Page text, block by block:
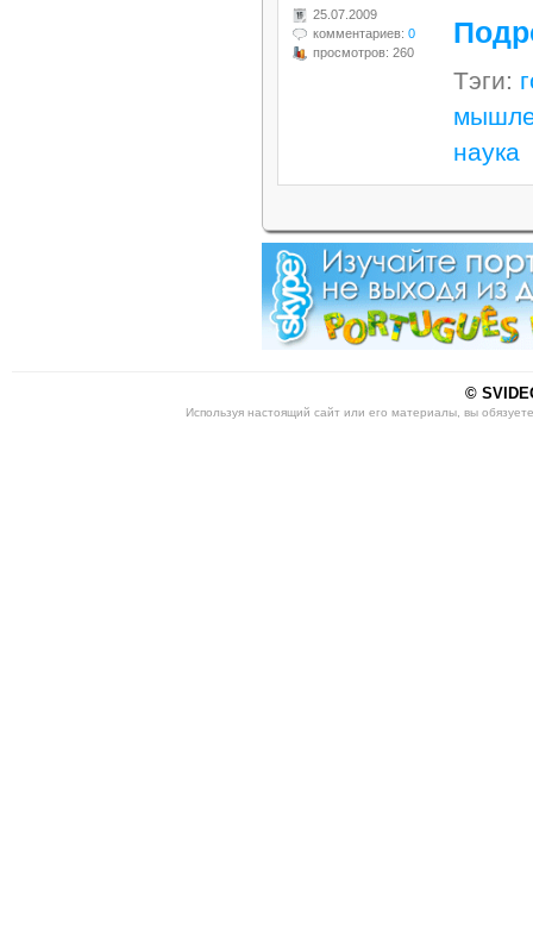
25.07.2009
комментариев: 0
просмотров: 260
Тэги:
наука
©
Используя настоящий сайт или его материалы, вы